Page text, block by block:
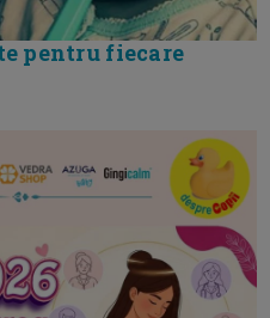
pentru fiecare